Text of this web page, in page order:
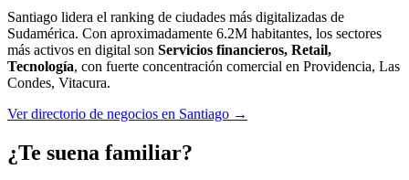
Santiago lidera el ranking de ciudades más digitalizadas de
Sudamérica. Con aproximadamente 6.2M habitantes, los sectores
más activos en digital son Servicios financieros, Retail,
Tecnología, con fuerte concentración comercial en Providencia, Las
Condes, Vitacura.
Ver directorio de negocios en Santiago →
¿Te suena familiar?